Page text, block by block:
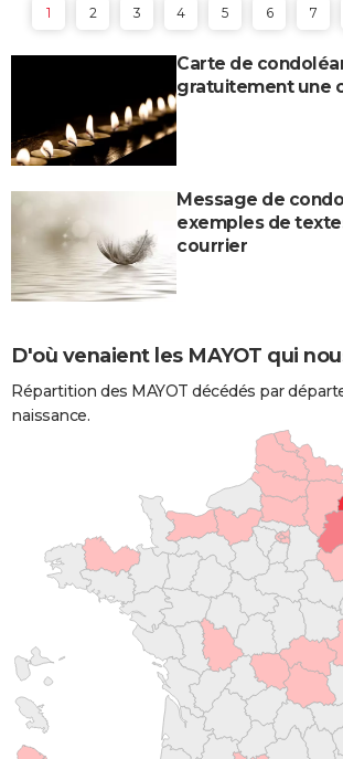
1 2 3 4 5 6 7
Carte de
gratuitement une
Message de
exemples de
courrier
D'où venaient les MAYOT qui
Répartition des MAYOT décédés par
naissance.